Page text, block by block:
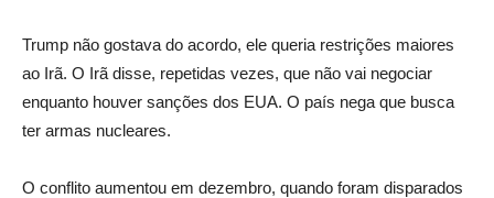
Trump não gostava do acordo, ele queria restrições maiores
ao Irã. O Irã disse, repetidas vezes, que não vai negociar
enquanto houver sanções dos EUA. O país nega que busca
ter armas nucleares.
O conflito aumentou em dezembro, quando foram disparados